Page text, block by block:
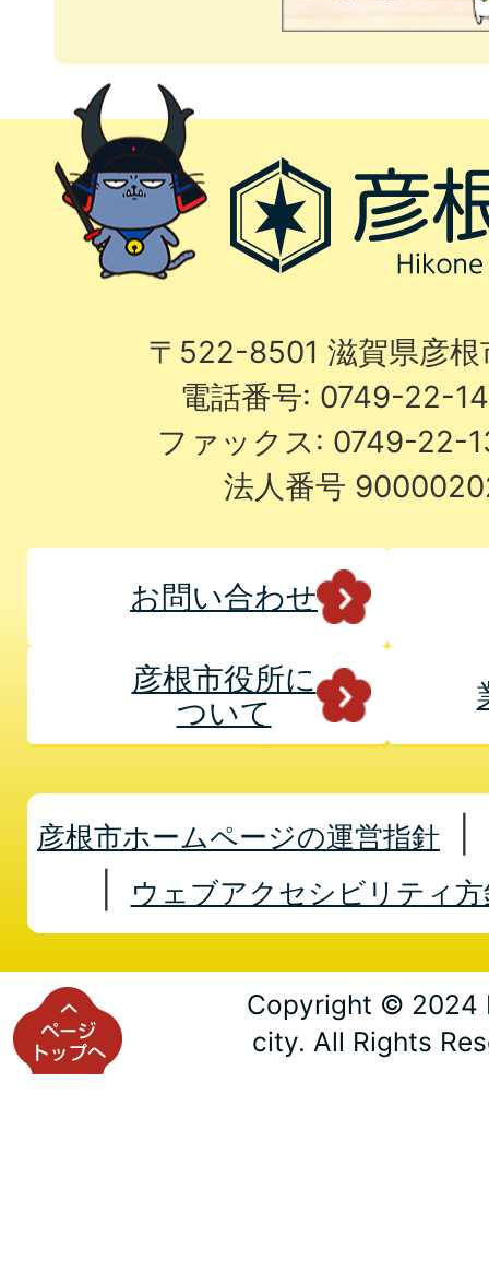
〒522-8501 滋賀県彦
電話番号: 0749-22-
ファックス: 0749-22-
法人番号
お問い合わせ
彦根市役所に
ついて
彦根市ホームページの運営指針
ウェブアクセシビリティ方
Copyright © 2024
city. All Rights